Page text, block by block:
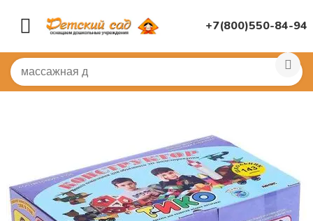
+7(800)550-84-94
Главная / ИГРУШКИ ДЛЯ ДЕТСКОГО САДА